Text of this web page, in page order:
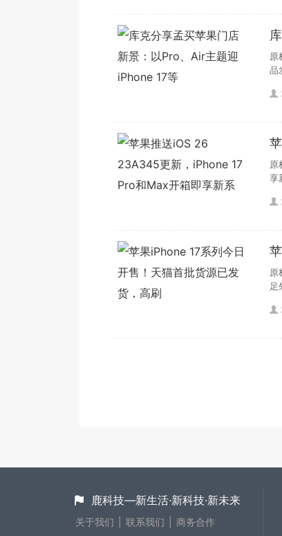
原
品
原
享
原
足
鹿科技—新生活·新科技·新未来
关于我们 联系我们
商务合作